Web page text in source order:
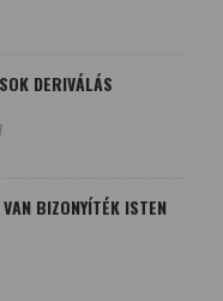
DERIVÁLÁS
BIZONYÍTÉK ISTEN